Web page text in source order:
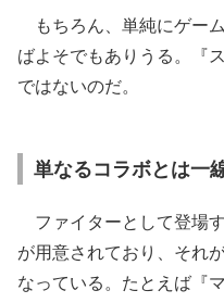
もちろん、単純にゲー
ばよそでもありうる。『
ではないのだ。
単なるコラボとは一
ファイターとして登場
が用意されており、それ
なっている。たとえば『